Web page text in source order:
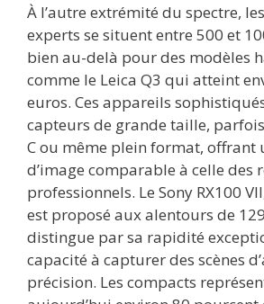
À l’autre extrémité du spectre,
experts se situent entre 500 et
bien au-delà pour des modèles
comme le Leica Q3 qui atteint
euros. Ces appareils
capteurs de grande taille,
C ou même plein format, offrant
d’image comparable à celle des
professionnels. Le Sony RX100
est proposé aux alentours de
distingue par sa rapidité
capacité à capturer des scènes
précision. Les compacts